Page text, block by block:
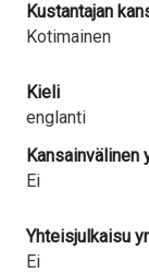
Kustantajan
Kotimainen
Kieli
englanti
Kansainvälinen
Ei
Yhteisjulkaisu
Ei